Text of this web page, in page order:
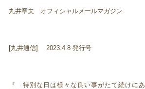
丸井章夫 オフィシャルメールマガジン
[丸井通信] 2023.4.8 発行号
『 特別な日は様々な良い事がたて続けにあ